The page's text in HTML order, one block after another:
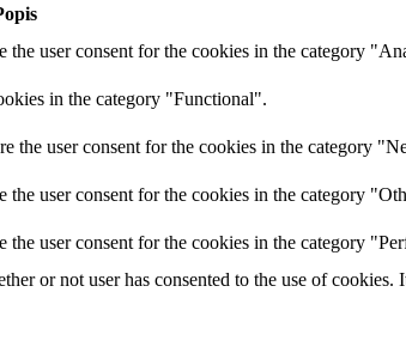
user consent for the cookies in the category
in the category "Functional".
the user consent for the cookies in the category
user consent for the cookies in the category
user consent for the cookies in the category
or not user has consented to the use of cookies.